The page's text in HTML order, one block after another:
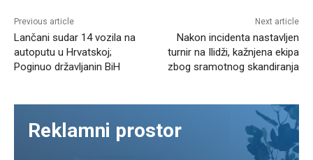
Previous article
Lančani sudar 14 vozila na
autoputu u Hrvatskoj;
Poginuo državljanin BiH
Next article
Nakon incidenta nastavljen
turnir na Ilidži, kažnjena ekipa
zbog sramotnog skandiranja
Reklamni prostor